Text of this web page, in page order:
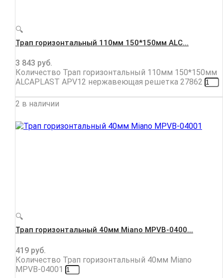
🔍
Трап горизонтальный 110мм 150*150мм ALC...
3 843 руб.
Количество Трап горизонтальный 110мм 150*150мм
ALCAPLAST APV12 нержавеющая решетка 27862
2 в наличии
🔍
Трап горизонтальный 40мм Miano MPVВ-0400...
419 руб.
Количество Трап горизонтальный 40мм Miano
MPVВ-04001